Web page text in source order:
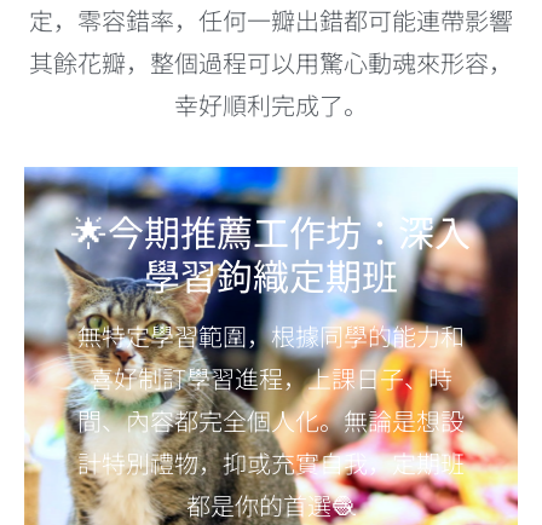
定，零容錯率，任何一瓣出錯都可能連帶影響
其餘花瓣，整個過程可以用驚心動魂來形容，
幸好順利完成了。
🌟今期推薦工作坊：深入
學習鉤織定期班
無特定學習範圍，根據同學的能力和
喜好制訂學習進程，上課日子、時
間、內容都完全個人化。無論是想設
計特別禮物，抑或充實自我，定期班
都是你的首選🧶